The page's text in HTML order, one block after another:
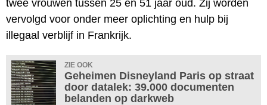
twee vrouwen tussen 25 en 51 jaar oud. Zij worden
vervolgd voor onder meer oplichting en hulp bij
illegaal verblijf in Frankrijk.
ZIE OOK
Geheimen Disneyland Paris op straat
door datalek: 39.000 documenten
belanden op darkweb